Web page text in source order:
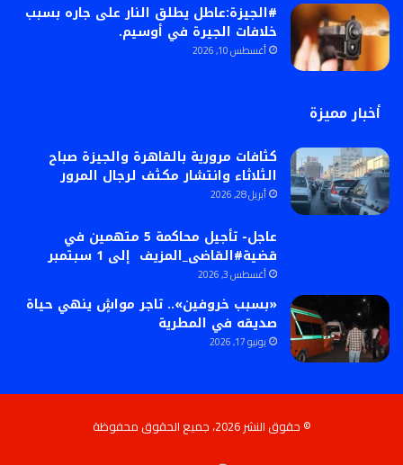
#الجيزة:عاطل يطلق النار على جاره بسبب
خلافات الجيرة في أوسيم.
أغسطس 10, 2026
أخبار مميزة
كثافات مرورية بالقاهرة والجيزة صباح
الثلاثاء وانتشار مكثف لرجال المرور
أبريل 28, 2026
عاجل- تأجيل محاكمة 5 متهمين في
قضية#القاضى_المزيف إلى 1 سبتمبر
أغسطس 3, 2026
«بسبب خروفين».. تاجر مواشٍ ينهي حياة
صديقه في المطرية
يونيو 17, 2026
© حقوق النشر 2026، جميع الحقوق محفوظة